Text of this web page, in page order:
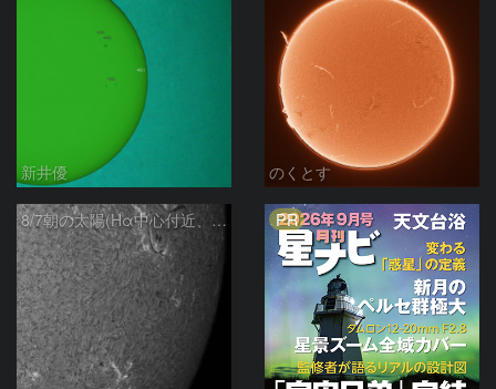
新井優 のくとす
8/7朝の太陽(Hα中心付近、4498、4502付近) PR